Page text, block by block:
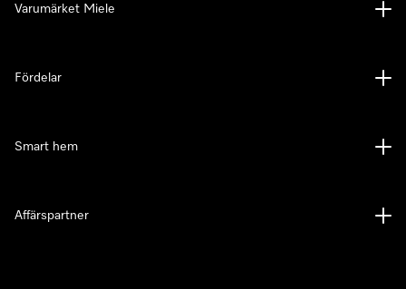
Varumärket Miele
Fördelar
Smart hem
Affärspartner